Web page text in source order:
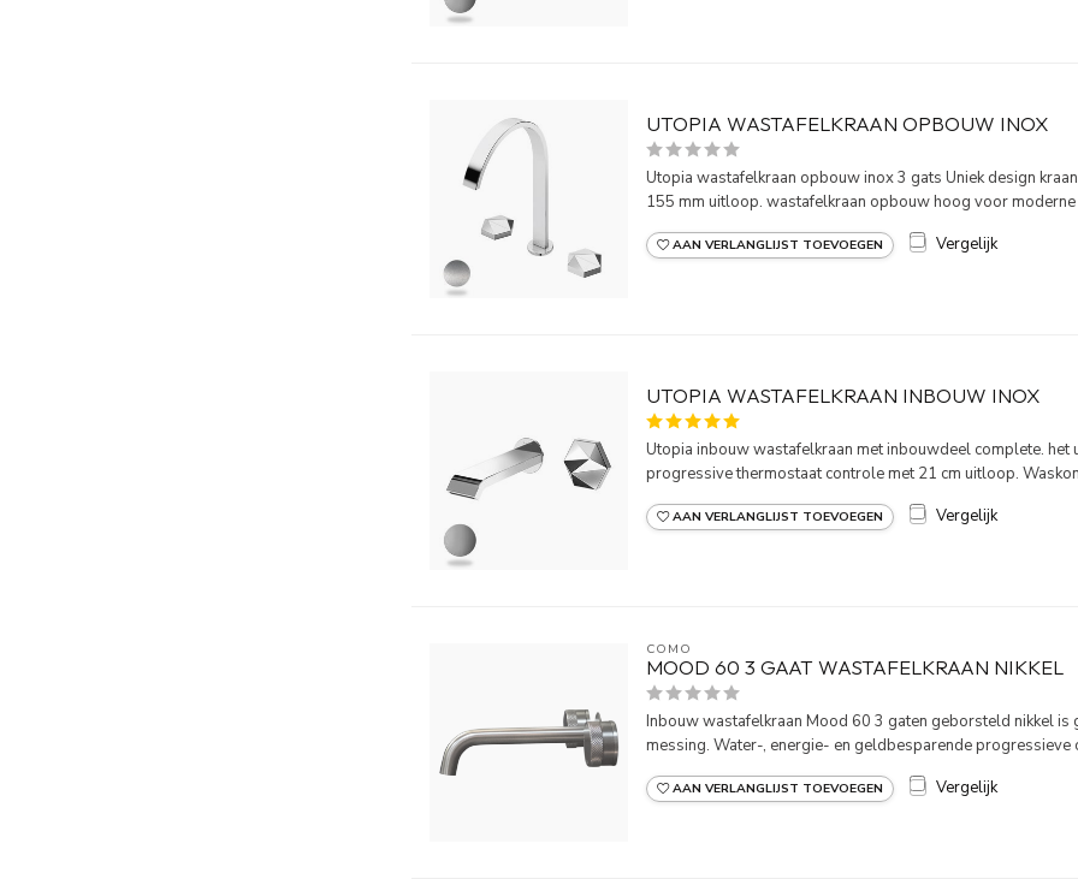
UTOPIA WASTAFELKRAAN OPBOUW INOX
Utopia wastafelkraan opbouw inox 3 gats Uniek design
155 mm uitloop. wastafelkraan opbouw hoog voor moderne
AAN VERLANGLIJST TOEVOEGEN Vergelijk
UTOPIA WASTAFELKRAAN INBOUW INOX
Utopia inbouw wastafelkraan met inbouwdeel complete. het
progressive thermostaat controle met 21 cm uitloop.
AAN VERLANGLIJST TOEVOEGEN Vergelijk
COMO
MOOD 60 3 GAAT WASTAFELKRAAN NIKKEL
Inbouw wastafelkraan Mood 60 3 gaten geborsteld nikkel is
messing. Water-, energie- en geldbesparende progressieve
AAN VERLANGLIJST TOEVOEGEN Vergelijk